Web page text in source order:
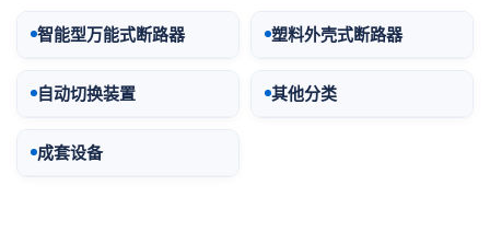
智能型万能式断路器 塑料外壳式断路器
自动切换装置 其他分类
成套设备